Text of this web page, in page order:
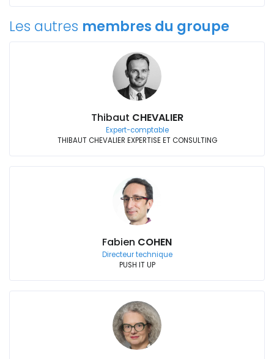
Les autres membres du groupe
Thibaut CHEVALIER
Expert-comptable
THIBAUT CHEVALIER EXPERTISE ET CONSULTING
Fabien COHEN
Directeur technique
PUSH IT UP